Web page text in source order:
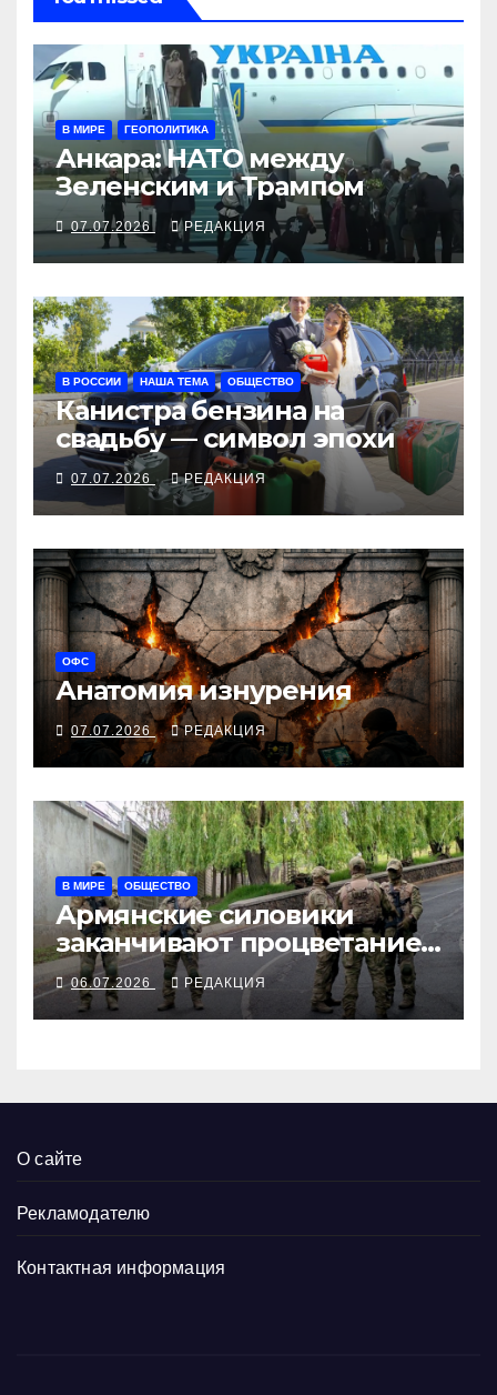
В МИРЕ ГЕОПОЛИТИКА
Анкара: НАТО между
Зеленским и Трампом
07.07.2026 РЕДАКЦИЯ
В РОССИИ НАША ТЕМА ОБЩЕСТВО
Канистра бензина на
свадьбу — символ эпохи
07.07.2026 РЕДАКЦИЯ
ОФС
Анатомия изнурения
07.07.2026 РЕДАКЦИЯ
В МИРЕ ОБЩЕСТВО
Армянские силовики
заканчивают процветание
Царукяна
06.07.2026 РЕДАКЦИЯ
О сайте
Рекламодателю
Контактная информация